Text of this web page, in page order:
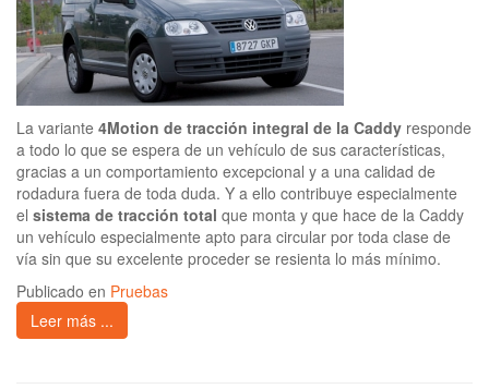
La variante 4Motion de tracción integral de la Caddy responde
a todo lo que se espera de un vehículo de sus características,
gracias a un comportamiento excepcional y a una calidad de
rodadura fuera de toda duda. Y a ello contribuye especialmente
el sistema de tracción total que monta y que hace de la Caddy
un vehículo especialmente apto para circular por toda clase de
vía sin que su excelente proceder se resienta lo más mínimo.
Publicado en Pruebas
Leer más ...